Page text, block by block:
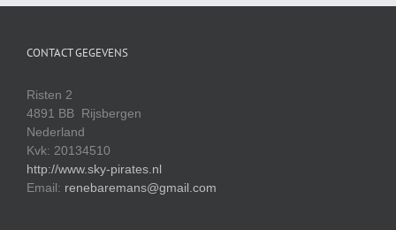
CONTACT GEGEVENS
Risten 2
4891 BB Rijsbergen
Nederland
Kvk: 20134510
http://www.sky-pirates.nl
Email: renebaremans@gmail.com